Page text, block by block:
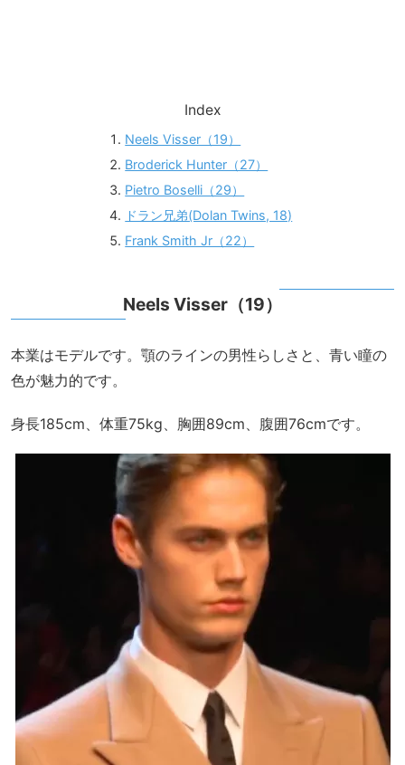
Index
Neels Visser（19）
Broderick Hunter（27）
Pietro Boselli（29）
ドラン兄弟(Dolan Twins, 18)
Frank Smith Jr（22）
Neels Visser（19）
本業はモデルです。顎のラインの男性らしさと、青い瞳の
色が魅力的です。
身長185cm、体重75kg、胸囲89cm、腹囲76cmです。